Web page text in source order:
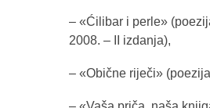
– «Ćilibar i perle»
2008. – II izdanja),
– «Obične riječi»